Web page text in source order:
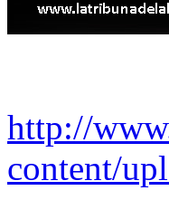
http://
content/